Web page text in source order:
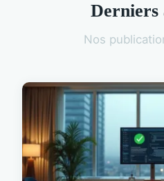
Derniers
Nos